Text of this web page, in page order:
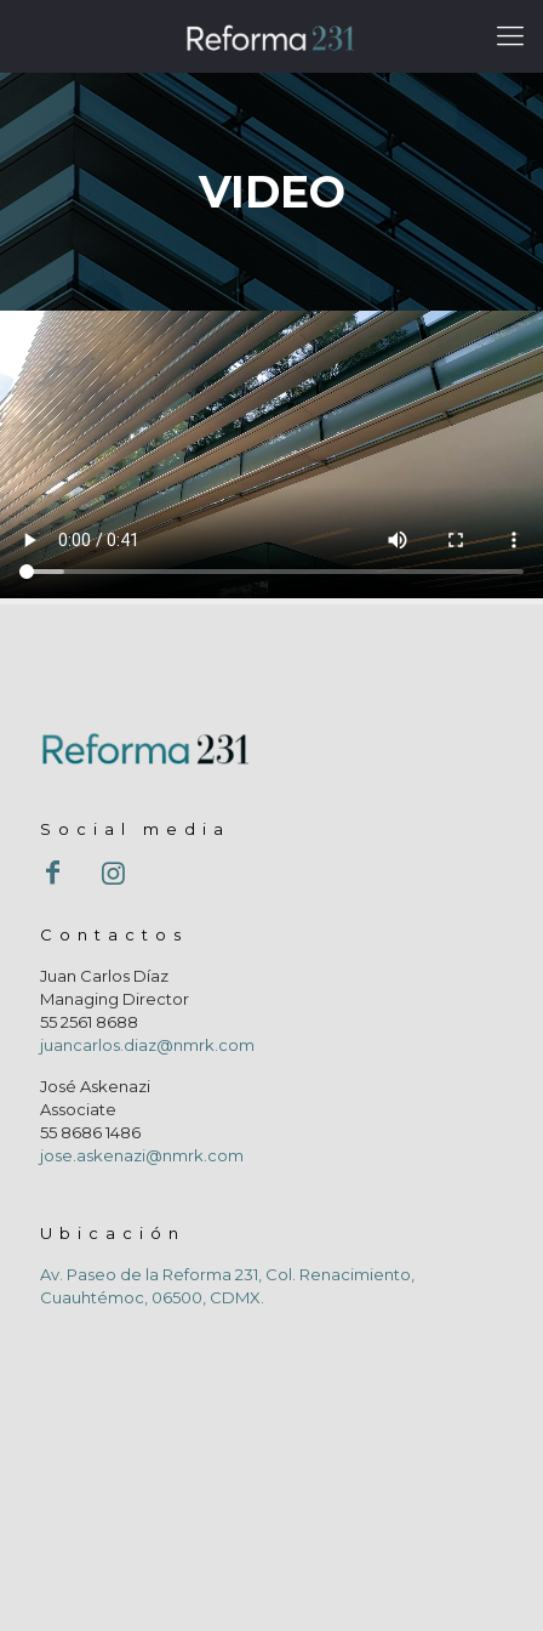
VIDEO
Social media
Contactos
Juan Carlos Díaz
Managing Director
55 2561 8688
juancarlos.diaz@nmrk.com
José Askenazi
Associate
55 8686 1486
jose.askenazi@nmrk.com
Ubicación
Av. Paseo de la Reforma 231, Col. Renacimiento,
Cuauhtémoc, 06500, CDMX.